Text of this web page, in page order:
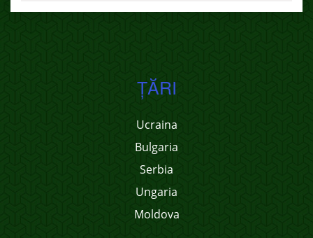
ŢĂRI
Ucraina
Bulgaria
Serbia
Ungaria
Moldova